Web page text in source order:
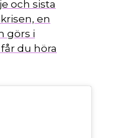
och sista
en
görs i
du höra